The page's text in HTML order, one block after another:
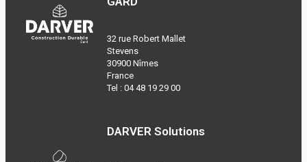
32 rue Robert Mallet
Stevens
30900 Nîmes
France
Tel :04 48 19 29 00
DARVER Solutions